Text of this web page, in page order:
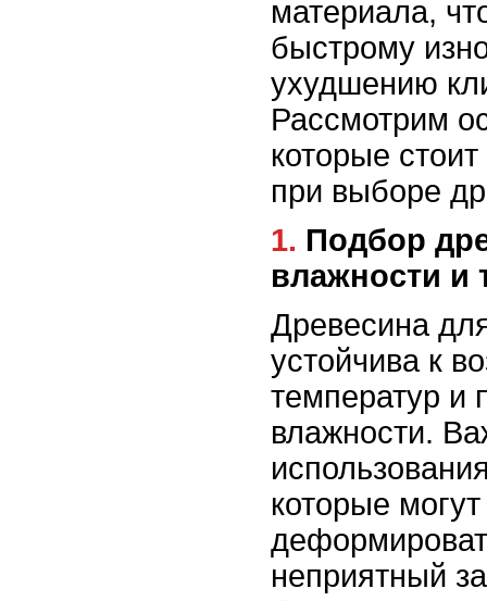
материала,
быстрому
ухудшению
Рассмотрим
которые
при выборе
1. Подбор древесины с учетом
влажности и
Древесина
устойчива к
температур и
влажности.
которые
неприятный